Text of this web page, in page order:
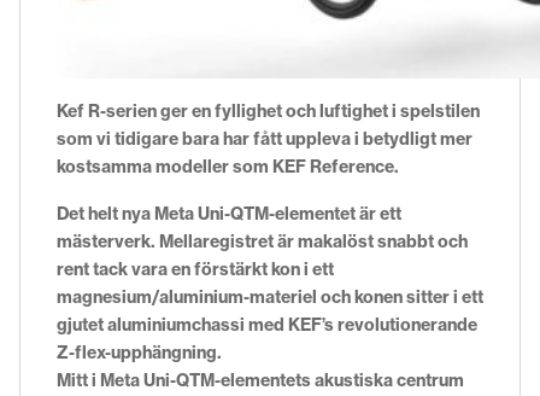
Kef R-serien ger en fyllighet och luftighet i spelstilen
som vi tidigare bara har fått uppleva i betydligt mer
kostsamma modeller som KEF Reference.
Det helt nya Meta Uni-QTM-elementet är ett
mästerverk. Mellaregistret är makalöst snabbt och
rent tack vara en förstärkt kon i ett
magnesium/aluminium-materiel och konen sitter i ett
gjutet aluminiumchassi med KEF’s revolutionerande
Z-flex-upphängning.
Mitt i Meta Uni-QTM-elementets akustiska centrum